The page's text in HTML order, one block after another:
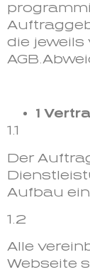
die
1
1.1
Der
Aufbau
1.2
Alle
Webseite